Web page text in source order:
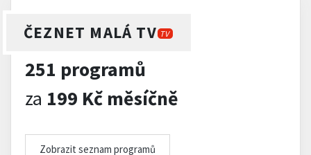
ČEZNET MALÁ TV TV
251 programů
za 199 Kč měsíčně
Zobrazit seznam programů